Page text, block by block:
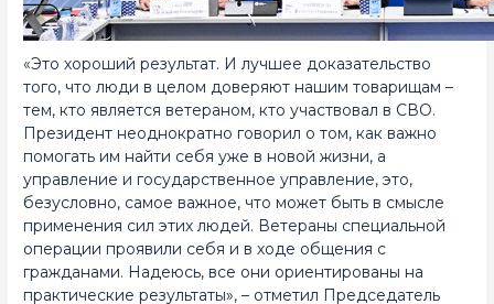
«Это хороший результат. И лучшее доказательство
того, что люди в целом доверяют нашим товарищам –
тем, кто является ветераном, кто участвовал в СВО.
Президент неоднократно говорил о том, как важно
помогать им найти себя уже в новой жизни, а
управление и государственное управление, это,
безусловно, самое важное, что может быть в смысле
применения сил этих людей. Ветераны специальной
операции проявили себя и в ходе общения с
гражданами. Надеюсь, все они ориентированы на
практические результаты», – отметил Председатель